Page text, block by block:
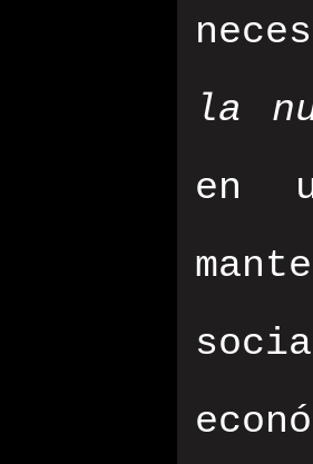
la
en